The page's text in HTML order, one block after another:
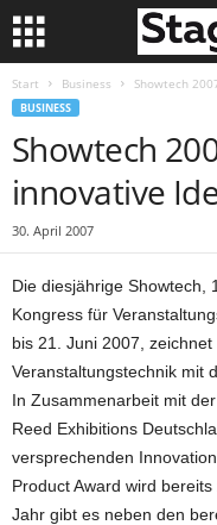
Start Business Showtech
BUSINESS
Showtech
innovative
30. April 2007
Die diesjährige Showtech,
Kongress für
bis 21. Juni 2007,
Veranstaltungstechnik mit
In Zusammenarbeit mit
Reed Exhibitions
versprechenden
Product Award wird
Jahr gibt es neben den